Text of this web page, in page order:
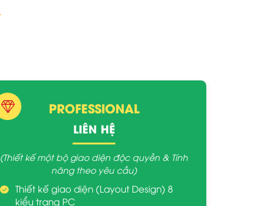
PROFESSIONAL
LIÊN HỆ
(Thiết kế một bộ giao diện độc quyền & Tính
năng theo yêu cầu)
Thiết kế giao diện (Layout Design) 8
kiểu trang PC